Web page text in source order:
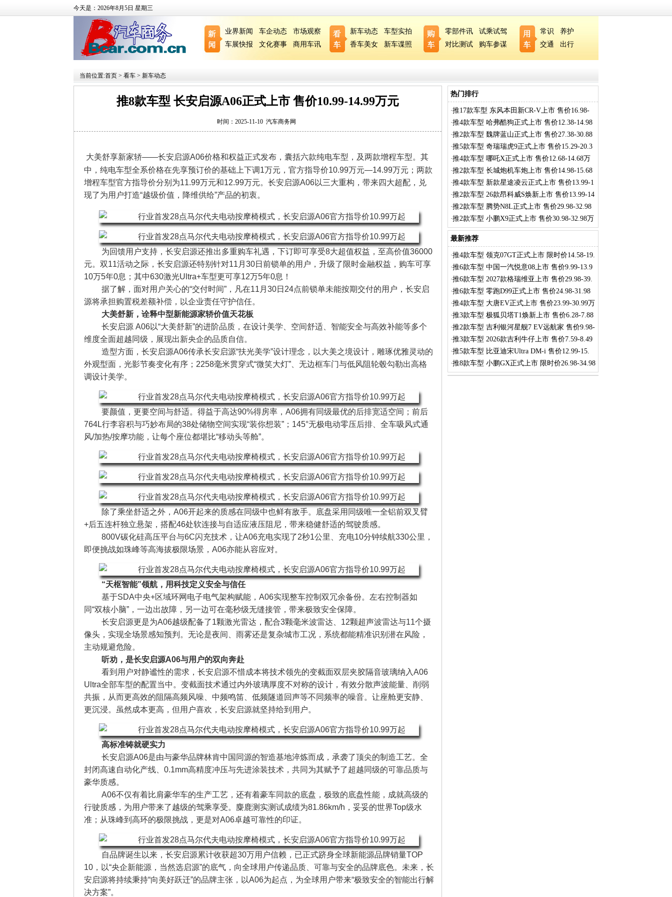
今天是：2026年8月5日 星期三
业界新闻 车企动态
市场观察
车展快报
文化赛事 商用车讯
新车动态
车型实拍
香车美女
新车谍照
零部件讯
试乘试驾
对比测试
购车参谋
常识
养护
交通
出行
当前位置:首页 > 看车 > 新车动态
推8款车型 长安启源A06正式上市 售价10.99-14.99万元
时间：2025-11-10 汽车商务网
大美舒享新家轿——长安启源A06价格和权益正式发布，囊括六款纯电车型，及两款增程车型。其
中，纯电车型全系价格在先享预订价的基础上下调1万元，官方指导价10.99万元—14.99万元；两款
增程车型官方指导价分别为11.99万元和12.99万元。长安启源A06以三大重构，带来四大超配，兑
现了为用户打造“越级价值，降维供给”产品的初衷。
为回馈用户支持，长安启源还推出多重购车礼遇，下订即可享受8大超值权益，至高价值36000
元。双11活动之际，长安启源还特别针对11月30日前锁单的用户，升级了限时金融权益，购车可享
10万5年0息；其中630激光Ultra+车型更可享12万5年0息！
据了解，面对用户关心的“交付时间”，凡在11月30日24点前锁单未能按期交付的用户，长安启
源将承担购置税差额补偿，以企业责任守护信任。
大美舒新，诠释中型新能源家轿价值天花板
长安启源 A06以“大美舒新”的进阶品质，在设计美学、空间舒适、智能安全与高效补能等多个
维度全面超越同级，展现出新央企的品质自信。
造型方面，长安启源A06传承长安启源“扶光美学”设计理念，以大美之境设计，雕琢优雅灵动的
外观型面，光影节奏变化有序；2258毫米贯穿式“微笑大灯”、无边框车门与低风阻轮毂勾勒出高格
调设计美学。
要颜值，更要空间与舒适。得益于高达90%得房率，A06拥有同级最优的后排宽适空间；前后
764L行李容积与巧妙布局的38处储物空间实现“装你想装”；145°无极电动零压后排、全车吸风式通
风/加热/按摩功能，让每个座位都堪比“移动头等舱”。
除了乘坐舒适之外，A06开起来的质感在同级中也鲜有敌手。底盘采用同级唯一全铝前双叉臂
+后五连杆独立悬架，搭配46处软连接与自适应液压阻尼，带来稳健舒适的驾驶质感。
800V碳化硅高压平台与6C闪充技术，让A06充电实现了2秒1公里、充电10分钟续航330公里，
即便挑战如珠峰等高海拔极限场景，A06亦能从容应对。
“天枢智能”领航，用科技定义安全与信任
基于SDA中央+区域环网电子电气架构赋能，A06实现整车控制双冗余备份。左右控制器如
同“双核小脑”，一边出故障，另一边可在毫秒级无缝接管，带来极致安全保障。
长安启源更是为A06越级配备了1颗激光雷达，配合3颗毫米波雷达、12颗超声波雷达与11个摄
像头，实现全场景感知预判。无论是夜间、雨雾还是复杂城市工况，系统都能精准识别潜在风险，
主动规避危险。
听劝，是长安启源A06与用户的双向奔赴
看到用户对静谧性的需求，长安启源不惜成本将技术领先的变截面双层夹胶隔音玻璃纳入A06
Ultra全部车型的配置当中。变截面技术通过内外玻璃厚度不对称的设计，有效分散声波能量、削弱
共振，从而更高效的阻隔高频风噪、中频鸣笛、低频隧道回声等不同频率的噪音。让座舱更安静、
更沉浸。虽然成本更高，但用户喜欢，长安启源就坚持给到用户。
高标准铸就硬实力
长安启源A06是由与豪华品牌林肯中国同源的智造基地淬炼而成，承袭了顶尖的制造工艺。全
封闭高速自动化产线、0.1mm高精度冲压与先进涂装技术，共同为其赋予了超越同级的可靠品质与
豪华质感。
A06不仅有着比肩豪华车的生产工艺，还有着豪车同款的底盘，极致的底盘性能，成就高级的
行驶质感，为用户带来了越级的驾乘享受。麋鹿测实测试成绩为81.86km/h，妥妥的世界Top级水
准；从珠峰到高环的极限挑战，更是对A06卓越可靠性的印证。
自品牌诞生以来，长安启源累计收获超30万用户信赖，已正式跻身全球新能源品牌销量TOP
10，以“央企新能源，当然选启源”的底气，向全球用户传递品质、可靠与安全的品牌底色。未来，长
安启源将持续秉持“向美好跃迁”的品牌主张，以A06为起点，为全球用户带来“极致安全的智能出行解
决方案”。
热门排行
·推17款车型 东风本田新CR-V上市 售价16.98-
27
·推4款车型 哈弗酷狗正式上市 售价12.38-14.98
·推2款车型 魏牌蓝山正式上市 售价27.38-30.88
·推5款车型 奇瑞瑞虎9正式上市 售价15.29-20.3
·推4款车型 哪吒X正式上市 售价12.68-14.68万
·推2款车型 长城炮机车炮上市 售价14.98-15.68
·推4款车型 新款星途凌云正式上市 售价13.99-1
·推2款车型 26款昂科威S焕新上市 售价13.99-14
·推2款车型 腾势N8L正式上市 售价29.98-32.98
·推2款车型 小鹏X9正式上市 售价30.98-32.98万
最新推荐
·推4款车型 领克07GT正式上市 限时价14.58-19.
·推6款车型 中国一汽悦意08上市 售价9.99-13.9
·推6款车型 2027款格瑞维亚上市 售价29.98-39.
·推6款车型 零跑D99正式上市 售价24.98-31.98
·推4款车型 大唐EV正式上市 售价23.99-30.99万
·推3款车型 极狐贝塔T1焕新上市 售价6.28-7.88
·推2款车型 吉利银河星舰7 EV远航家 售价9.98-
·推3款车型 2026款吉利牛仔上市 售价7.59-8.49
·推5款车型 比亚迪宋Ultra DM-i 售价12.99-15.
·推8款车型 小鹏GX正式上市 限时价26.98-34.98